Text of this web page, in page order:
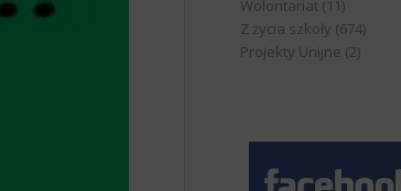
Wolontariat (11)
Z życia szkoły (674)
Projekty Unijne (2)